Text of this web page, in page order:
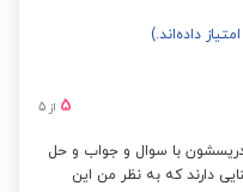
5 از 5
با سوال و جواب و حل
دارند که به نظر من این